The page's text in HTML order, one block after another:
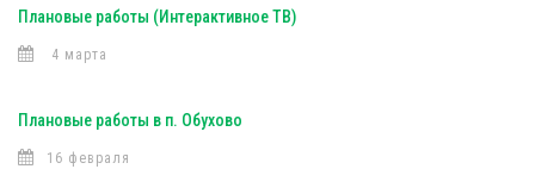
Плановые работы (Интерактивное ТВ)
4 марта
Плановые работы в п. Обухово
16 февраля